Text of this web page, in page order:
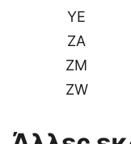
YE
ZA
ZM
ZW